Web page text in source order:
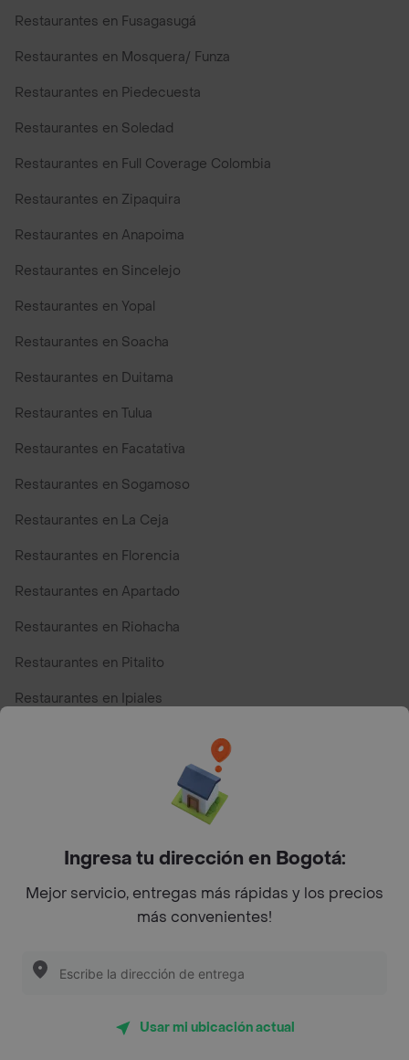
Restaurantes en Fusagasugá
Restaurantes en Mosquera/ Funza
Restaurantes en Piedecuesta
Restaurantes en Soledad
Restaurantes en Full Coverage Colombia
Restaurantes en Zipaquira
Restaurantes en Anapoima
Restaurantes en Sincelejo
Restaurantes en Yopal
Restaurantes en Soacha
Restaurantes en Duitama
Restaurantes en Tulua
Restaurantes en Facatativa
Restaurantes en Sogamoso
Restaurantes en La Ceja
Restaurantes en Florencia
Restaurantes en Apartado
Restaurantes en Riohacha
Restaurantes en Pitalito
Restaurantes en Ipiales
Top Marcas y Cadenas de Restaurantes
Encuéntranos en estos países
App Store Google play
Restaurantes cerca de mi para pedir Comida a Domicilio -
Ingresa tu dirección en Bogotá:
Mejor servicio, entregas más rápidas y los precios
más convenientes!
Usar mi ubicación actual